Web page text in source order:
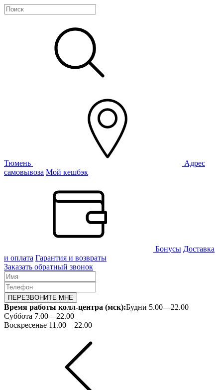
Тюмень
Адрес
самовывоза Мой кешбэк
Бонусы Доставка
и оплата Гарантия и возвраты
Заказать обратный звонок
ПЕРЕЗВОНИТЕ МНЕ
Время работы колл-центра (мск):Будни 5.00—22.00
Суббота 7.00—22.00
Воскресенье 11.00—22.00